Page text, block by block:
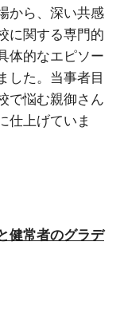
から、深い共感
に関する専門的
体的なエピソー
した。当事者目
で悩む親御さん
仕上げていま
健常者のグラデ